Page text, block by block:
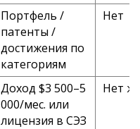
Портфель /
патенты /
достижения по
категориям
Нет
Доход $3 500–5
000/мес. или
лицензия в СЭЗ
Нет